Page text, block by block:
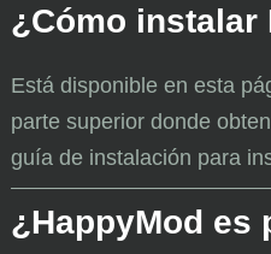
¿Cómo instalar
Está disponible en esta
parte superior donde
guía de instalación para
¿HappyMod es